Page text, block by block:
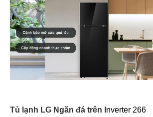
Tủ lạnh LG Ngăn đá trên Inverter 266